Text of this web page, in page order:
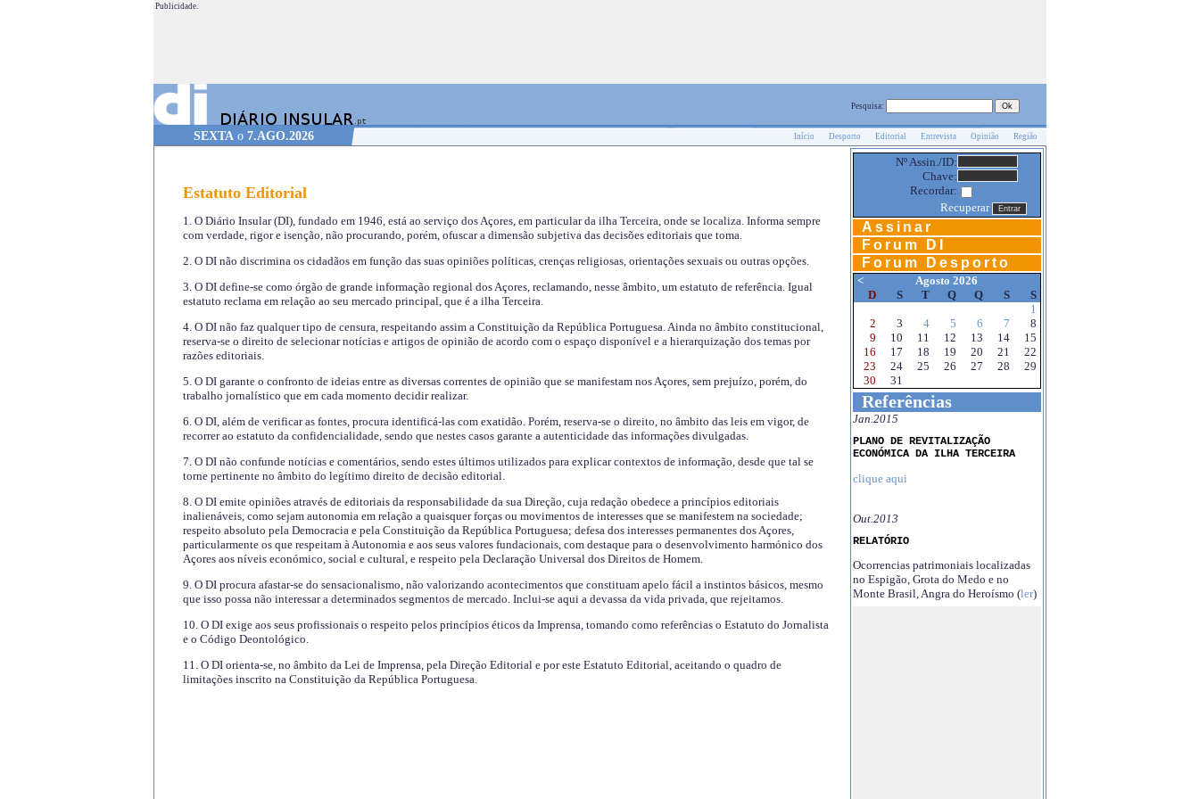
Publicidade.
Pesquisa:
SEXTAo 7.AGO.2026 Início Desporto Editorial Entrevista Opinião Região
Estatuto Editorial
1. O Diário Insular (DI), fundado em 1946, está ao serviço dos Açores, em particular da ilha Terceira, onde se localiza. Informa sempre
com verdade, rigor e isenção, não procurando, porém, ofuscar a dimensão subjetiva das decisões editoriais que toma.
2. O DI não discrimina os cidadãos em função das suas opiniões políticas, crenças religiosas, orientações sexuais ou outras opções.
3. O DI define-se como órgão de grande informação regional dos Açores, reclamando, nesse âmbito, um estatuto de referência. Igual
estatuto reclama em relação ao seu mercado principal, que é a ilha Terceira.
4. O DI não faz qualquer tipo de censura, respeitando assim a Constituição da República Portuguesa. Ainda no âmbito constitucional,
reserva-se o direito de selecionar notícias e artigos de opinião de acordo com o espaço disponível e a hierarquização dos temas por
razões editoriais.
5. O DI garante o confronto de ideias entre as diversas correntes de opinião que se manifestam nos Açores, sem prejuízo, porém, do
trabalho jornalístico que em cada momento decidir realizar.
6. O DI, além de verificar as fontes, procura identificá-las com exatidão. Porém, reserva-se o direito, no âmbito das leis em vigor, de
recorrer ao estatuto da confidencialidade, sendo que nestes casos garante a autenticidade das informações divulgadas.
7. O DI não confunde notícias e comentários, sendo estes últimos utilizados para explicar contextos de informação, desde que tal se
torne pertinente no âmbito do legítimo direito de decisão editorial.
8. O DI emite opiniões através de editoriais da responsabilidade da sua Direção, cuja redação obedece a princípios editoriais
inalienáveis, como sejam autonomia em relação a quaisquer forças ou movimentos de interesses que se manifestem na sociedade;
respeito absoluto pela Democracia e pela Constituição da República Portuguesa; defesa dos interesses permanentes dos Açores,
particularmente os que respeitam à Autonomia e aos seus valores fundacionais, com destaque para o desenvolvimento harmónico dos
Açores aos níveis económico, social e cultural, e respeito pela Declaração Universal dos Direitos de Homem.
9. O DI procura afastar-se do sensacionalismo, não valorizando acontecimentos que constituam apelo fácil a instintos básicos, mesmo
que isso possa não interessar a determinados segmentos de mercado. Inclui-se aqui a devassa da vida privada, que rejeitamos.
10. O DI exige aos seus profissionais o respeito pelos princípios éticos da Imprensa, tomando como referências o Estatuto do Jornalista
e o Código Deontológico.
11. O DI orienta-se, no âmbito da Lei de Imprensa, pela Direção Editorial e por este Estatuto Editorial, aceitando o quadro de
limitações inscrito na Constituição da República Portuguesa.
Nº Assin./ID:
Chave:
Recordar:
Recuperar
Assinar
Forum DI
Forum Desporto
<
Agosto 2026
D
S T Q Q S
S
1
2
3 4 5 6 7
8
9
10 11 12 13 14
15
16
17 18 19 20 21
22
23
24 25 26 27 28
29
30
31
Referências
Jan.2015
PLANO DE REVITALIZAÇÃO
ECONÓMICA DA ILHA TERCEIRA
clique aqui
Out.2013
RELATÓRIO
Ocorrencias patrimoniais localizadas
no Espigão, Grota do Medo e no
Monte Brasil, Angra do Heroísmo (ler)